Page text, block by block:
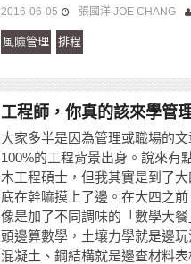
2016-06-05 張國洋 JOE CHANG
風險管理 排程
工程師，你真的該來學管
大家多半是因為管理或職場的
100%的工程背景出身。說來有
木工程碩士，但我其實是到了
底在幹嘛摸上了邊。在大四之
像是加了不同調味的「數學大
頭邊算數學，土壤力學就是邊
混凝土、鋼結構就是邊查材料